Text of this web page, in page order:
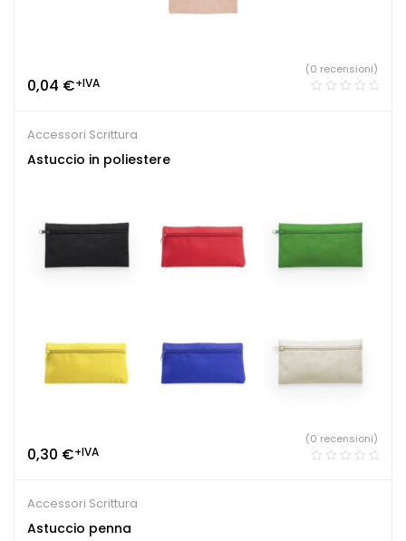
0,04 €+IVA
(0 recensioni)
Accessori Scrittura
Astuccio in poliestere
0,30 €+IVA
(0 recensioni)
Accessori Scrittura
Astuccio penna